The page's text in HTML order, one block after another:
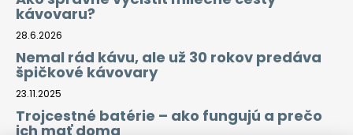
kávovaru?
28.6.2026
Nemal rád kávu, ale už 30 rokov predáva
špičkové kávovary
23.11.2025
Trojcestné batérie – ako fungujú a prečo
ich mať doma